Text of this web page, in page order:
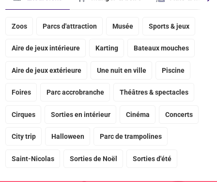
Zoos Parcs d'attraction Musée Sports & jeux
Aire de jeux intérieure Karting Bateaux mouches
Aire de jeux extérieure Une nuit en ville Piscine
Foires Parc accrobranche Théâtres & spectacles
Cirques Sorties en intérieur Cinéma Concerts
City trip Halloween Parc de trampolines
Saint-Nicolas Sorties de Noël Sorties d'été